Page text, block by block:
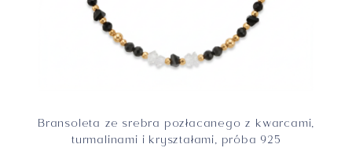
Bransoleta ze srebra pozłacanego z kwarcami,
turmalinami i kryształami, próba 925